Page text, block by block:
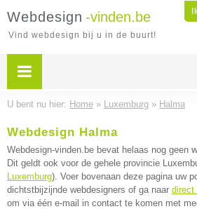
Webdesign -vinden.be
Vind webdesign bij u in de buurt!
U bent nu hier: Home » Luxemburg » Halma
Webdesign Halma
Webdesign-vinden.be bevat helaas nog geen
Dit geldt ook voor de gehele provincie
Luxemburg). Voer bovenaan deze pagina uw
dichtstbijzijnde webdesigners of ga naar direct
om via één e-mail in contact te komen met